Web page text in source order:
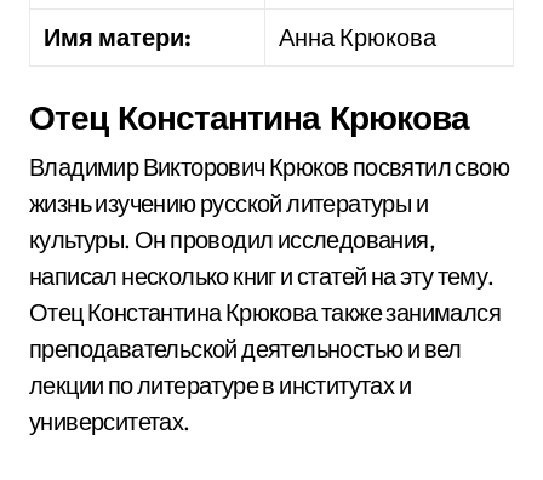
Имя матери: Анна Крюкова
Отец Константина Крюкова
Владимир Викторович Крюков посвятил свою
жизнь изучению русской литературы и
культуры. Он проводил исследования,
написал несколько книг и статей на эту тему.
Отец Константина Крюкова также занимался
преподавательской деятельностью и вел
лекции по литературе в институтах и
университетах.